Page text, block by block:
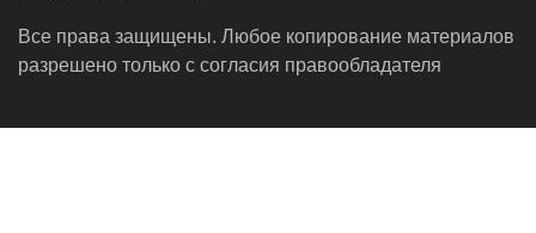
Все права защищены. Любое копирование материалов
разрешено только с согласия правообладателя